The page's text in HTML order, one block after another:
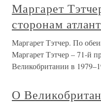
Маргарет
сторонам
Маргарет Тэтчер. По
Маргарет Тэтчер – 71-й
Великобритании в
О